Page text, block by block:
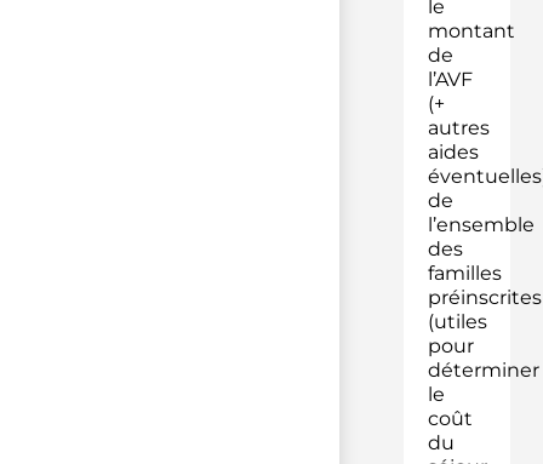
le
montant
de
l’AVF
(+
autres
aides
de
l’ensemble
des
familles
préinscrites
(utiles
pour
déterminer
le
coût
du